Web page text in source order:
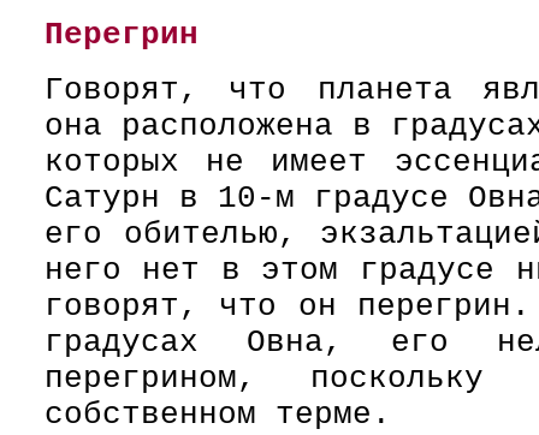
Перегрин
Говорят, что планета
она расположена в
которых не имеет
Сатурн в 10-м градусе
его обителью,
него нет в этом градусе
говорят, что он
градусах Овна, его
перегрином,
собственном терме.